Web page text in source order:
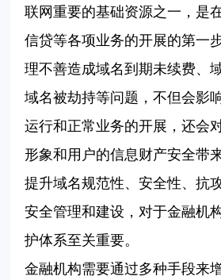
联网重要的基础资源之一，是
信贷等各项业务的开展的第一
理不善造成域名到期未续费、
域名被劫持等问题，不但会影
运行和正常业务的开展，还会
形象和用户的信息财产安全带
提升域名规范性、安全性、抗
安全管理和建设，对于金融机
护体系至关重要。
金融机构需要通过多种手段来